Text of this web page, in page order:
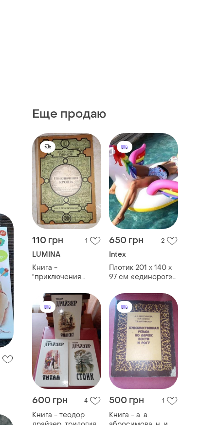
Еще продаю
110 грн 1
LUMINA
Книга -
"приключения
рыбаков, трилогия,
1984, 320 с.
650 грн 2
Intex
Плотик 201 х 140 х
97 см «единорог»
(модель 57561) для
бассейна, пляжа,
матрас, круг
600 грн 4
Книга - теодор
500 грн 1
Книга - а. а.